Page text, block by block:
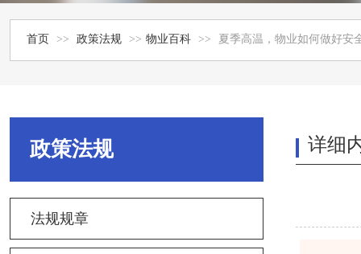
首页 >> 政策法规 >> 物业百科 >> 夏季高温，物业如何做好安
政策法规
法规规章
详细